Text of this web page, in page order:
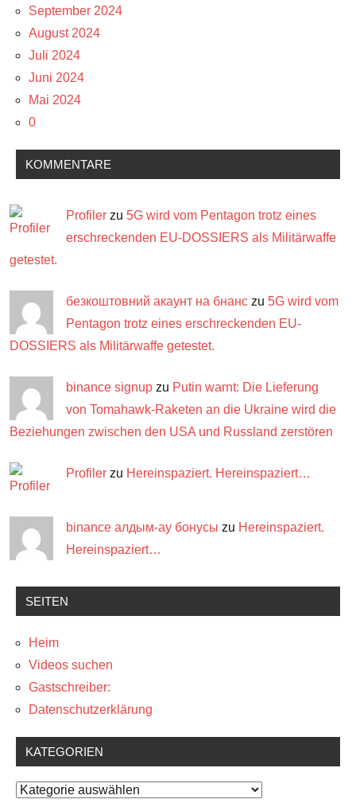
September 2024
August 2024
Juli 2024
Juni 2024
Mai 2024
0
KOMMENTARE
Profiler zu 5G wird vom Pentagon trotz eines
erschreckenden EU-DOSSIERS als Militärwaffe
getestet.
безкоштовний акаунт на бнанс zu 5G wird vom
Pentagon trotz eines erschreckenden EU-
DOSSIERS als Militärwaffe getestet.
binance signup zu Putin warnt: Die Lieferung
von Tomahawk-Raketen an die Ukraine wird die
Beziehungen zwischen den USA und Russland zerstören
Profiler zu Hereinspaziert. Hereinspaziert…
binance алдым-ау бонусы zu Hereinspaziert.
Hereinspaziert…
SEITEN
Heim
Videos suchen
Gastschreiber:
Datenschutzerklärung
KATEGORIEN
Kategorien